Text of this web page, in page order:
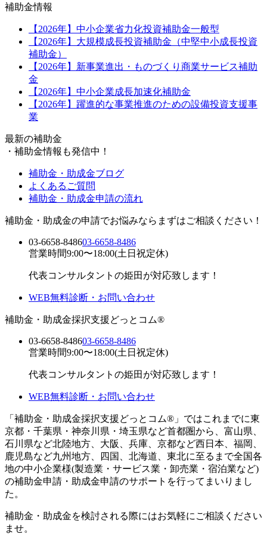
補助金情報
【2026年】中小企業省力化投資補助金一般型
【2026年】大規模成長投資補助金（中堅中小成長投資
補助金）
【2026年】新事業進出・ものづくり商業サービス補助
金
【2026年】中小企業成長加速化補助金
【2026年】躍進的な事業推進のための設備投資支援事
業
最新の補助金
・ 補助金情報も発信中！
補助金・助成金ブログ
よくあるご質問
補助金・助成金申請の流れ
補助金・助成金の申請でお悩みならまずはご相談ください！
03-6658-848603-6658-8486
営業時間9:00〜18:00(土日祝定休)
代表コンサルタントの姫田が対応致します！
WEB無料診断・お問い合わせ
補助金・助成金採択支援どっとコム®
03-6658-848603-6658-8486
営業時間9:00〜18:00(土日祝定休)
代表コンサルタントの姫田が対応致します！
WEB無料診断・お問い合わせ
「補助金・助成金採択支援どっとコム®」ではこれまでに東
京都・千葉県・神奈川県・埼玉県など首都圏から、富山県、
石川県など北陸地方、大阪、兵庫、京都など西日本、福岡、
鹿児島など九州地方、四国、北海道、東北に至るまで全国各
地の中小企業様(製造業・サービス業・卸売業・宿泊業など)
の補助金申請・助成金申請のサポートを行ってまいりまし
た。
補助金・助成金を検討される際にはお気軽にご相談ください
ませ。